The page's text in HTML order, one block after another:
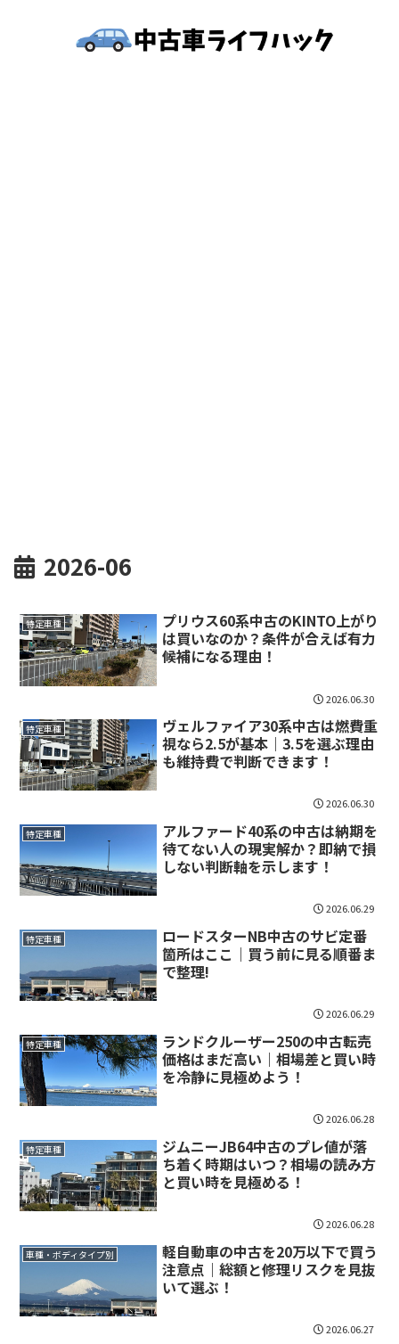
2026-06
特定車種
プリウス60系中古のKINTO上がり
は買いなのか？条件が合えば有力
候補になる理由！
2026.06.30
特定車種
ヴェルファイア30系中古は燃費重
視なら2.5が基本｜3.5を選ぶ理由
も維持費で判断できます！
2026.06.30
特定車種
アルファード40系の中古は納期を
待てない人の現実解か？即納で損
しない判断軸を示します！
2026.06.29
特定車種
ロードスターNB中古のサビ定番
箇所はここ｜買う前に見る順番ま
で整理!
2026.06.29
特定車種
ランドクルーザー250の中古転売
価格はまだ高い｜相場差と買い時
を冷静に見極めよう！
2026.06.28
特定車種
ジムニーJB64中古のプレ値が落
ち着く時期はいつ？相場の読み方
と買い時を見極める！
2026.06.28
車種・ボディタイプ別
軽自動車の中古を20万以下で買う
注意点｜総額と修理リスクを見抜
いて選ぶ！
2026.06.27